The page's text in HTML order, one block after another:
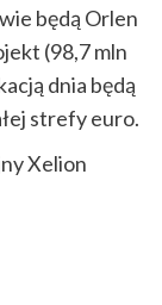
będą Orlen
(98,7 mln
dnia będą
strefy euro.
Xelion